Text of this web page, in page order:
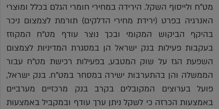
מט"ח ולייסוף השקל. הירידה במחירי חומרי הגלם בכלל ומוצרי
האנרגיה בפרט (ירידת מחירי הדלקים) תורמת לצמצום ניכר
בהיקף הביקוש המקומי ובכך נוצר עודף מט"ח המקוזז
בעקבות פעילות בנק ישראל הן במסגרת המדיניות לצמצום
השפעת הגז על שוק המטבע, בפעילות רכישת מט"ח עבור
הממשלה והן בהתערבות ישירה במסחר במט"ח. בנק ישראל,
פועל בערוצים המקובלים בקרב בנק מרכזיים מערביים
באמצעות הכרזה כי לשקל ניתן ערך עודף ובמקביל באמצעות